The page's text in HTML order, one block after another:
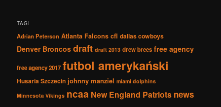
TAGI
Adrian Peterson Atlanta Falcons cfl dallas cowboys
Denver Broncos draft draft 2013 drew brees free agency
free agency 2017 futbol amerykański
Husaria Szczecin johnny manziel miami dolphins
Minnesota Vikings ncaa New England Patriots news